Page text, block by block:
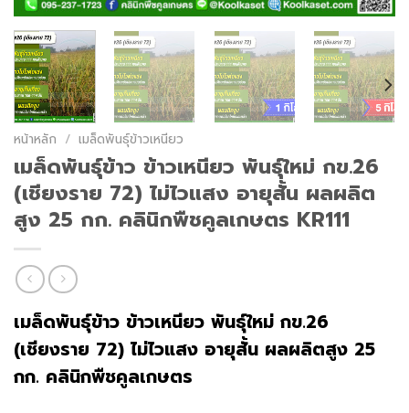
หน้าหลัก / เมล็ดพันธุ์ข้าวเหนียว
เมล็ดพันธุ์​ข้าว​ ข้าวเหนียว พันธุ์ใหม่ กข.26
(เชียงราย 72) ไม่ไวแสง อายุสั้น ผลผลิต
สูง 25 กก. คลินิกพืชคูลเกษตร KR111
เมล็ดพันธุ์​ข้าว ​ ข้าวเหนียว พันธุ์ใหม่ กข.26
(เชียงราย 72) ไม่ไวแสง อายุสั้น ผลผลิตสูง 25
กก. คลินิกพืชคูลเกษตร